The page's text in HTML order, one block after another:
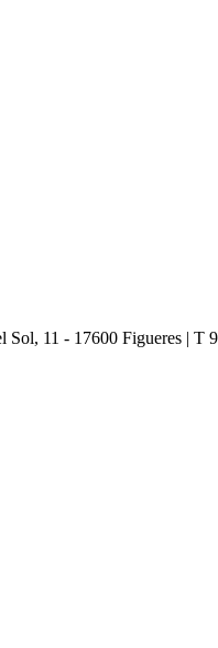
Sol, 11 - 17600 Figueres |